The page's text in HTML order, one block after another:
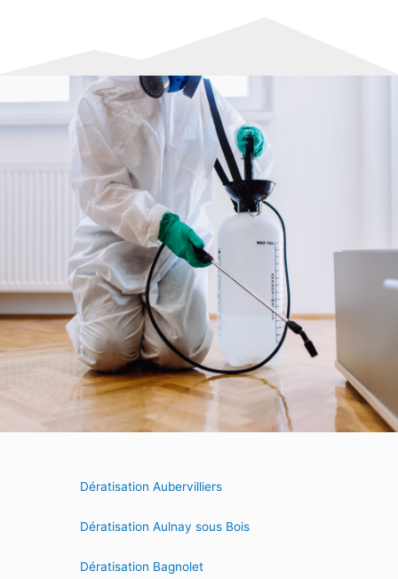
Dératisation Aubervilliers
Dératisation Aulnay sous Bois
Dératisation Bagnolet